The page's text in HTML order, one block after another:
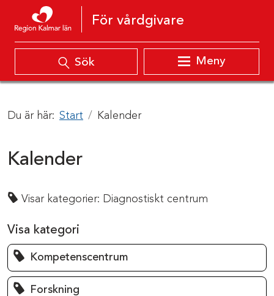
Hoppa till innehåll
För vårdgivare
Sök Meny
Du är här: Start Kalender
Kalender
Visar kategorier: Diagnostiskt centrum
Visa kategori
Kompetenscentrum
Forskning